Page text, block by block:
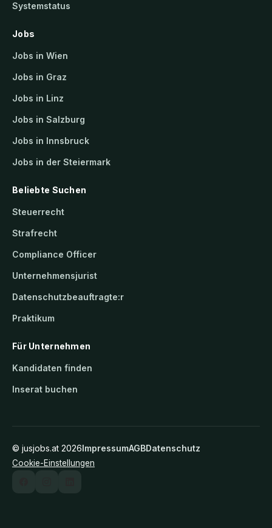
Systemstatus
Jobs
Jobs in Wien
Jobs in Graz
Jobs in Linz
Jobs in Salzburg
Jobs in Innsbruck
Jobs in der Steiermark
Beliebte Suchen
Steuerrecht
Strafrecht
Compliance Officer
Unternehmensjurist
Datenschutzbeauftragte:r
Praktikum
Für Unternehmen
Kandidaten finden
Inserat buchen
© jusjobs.at 2026ImpressumAGBDatenschutz
Cookie-Einstellungen